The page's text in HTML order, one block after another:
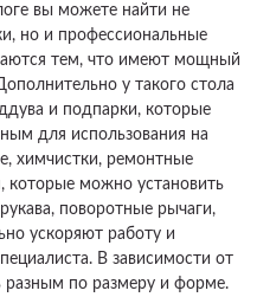
вы можете найти не
но и профессиональные
тем, что имеют мощный
у такого стола
и подпарки, которые
для использования на
химчистки, ремонтные
которые можно установить
поворотные рычаги,
ускоряют работу и
В зависимости от
разным по размеру и форме.